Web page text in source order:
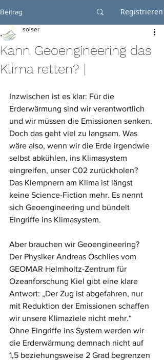
Beitrag Registrieren
Kann Geoengineering das
Klima retten? |
solser
Inzwischen ist es klar: Für die
Erderwärmung sind wir verantwortlich
und wir müssen die Emissionen senken.
Doch das geht viel zu langsam. Was
wäre also, wenn wir die Erde irgendwie
selbst abkühlen, ins Klimasystem
eingreifen, unser C02 zurückholen?
Das Klempnern am Klima ist längst
keine Science-Fiction mehr. Es nennt
sich Geoengineering und bündelt
Eingriffe ins Klimasystem.
Aber brauchen wir Geoengineering?
Der Physiker Andreas Oschlies vom
GEOMAR Helmholtz-Zentrum für
Ozeanforschung Kiel gibt eine klare
Antwort: „Der Zug ist abgefahren, nur
mit Reduktion der Emissionen schaffen
wir unsere Klimaziele nicht mehr.“
Ohne Eingriffe ins System werden wir
die Erderwärmung demnach nicht auf
1,5 beziehungsweise 2 Grad begrenzen